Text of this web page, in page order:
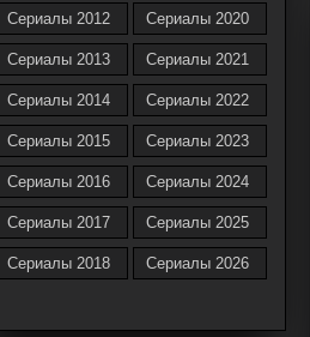
Сериалы 2012
Сериалы 2013
Сериалы 2014
Сериалы 2015
Сериалы 2016
Сериалы 2017
Сериалы 2018
Сериалы 2020
Сериалы 2021
Сериалы 2022
Сериалы 2023
Сериалы 2024
Сериалы 2025
Сериалы 2026